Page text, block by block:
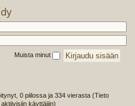
Muista minut
0 piilossa ja 334 vierasta (Tieto
käyttäjiin)